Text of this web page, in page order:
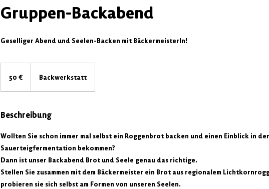
Gruppen-Backabend
Geselliger Abend und Seelen-Backen mit BäckermeisterIn!
50 € Backwerkstatt
Beschreibung
Wollten Sie schon immer mal selbst ein Roggenbrot backen und einen Einblick in
Sauerteigfermentation bekommen?
Dann ist unser Backabend Brot und Seele genau das richtige.
Stellen Sie zusammen mit dem Bäckermeister ein Brot aus regionalem
probieren sie sich selbst am Formen von unseren Seelen.